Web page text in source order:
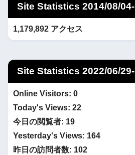
Site Statistics 2014/08/04-
1,179,892 アクセス
Site Statistics 2022/06/29-
Online Visitors: 0
Today's Views: 22
今日の閲覧者: 19
Yesterday's Views: 164
昨日の訪問者数: 102